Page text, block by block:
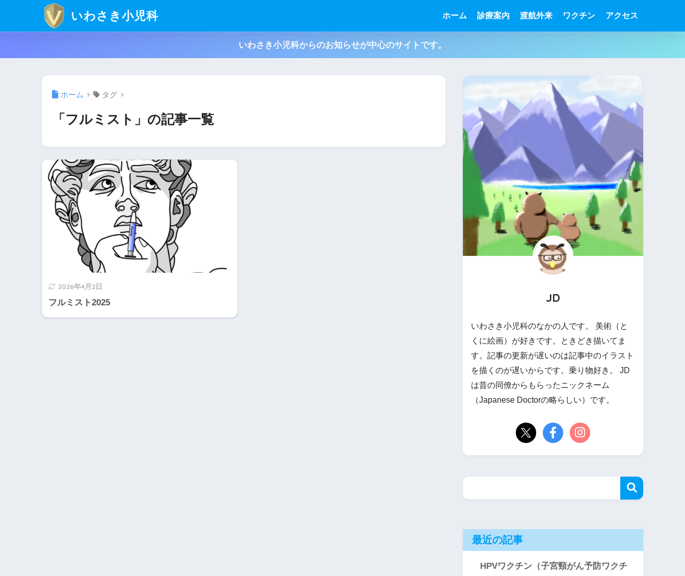
いわさき小児科 ホーム 診療案内 渡航外来 ワクチン アクセス
いわさき小児科からのお知らせが中心のサイトです。
ホーム タグ
「フルミスト」の記事一覧
2026年4月2日
フルミスト2025 JD
いわさき小児科のなかの人です。 美術（と
くに絵画）が好きです。ときどき描いてま
す。記事の更新が遅いのは記事中のイラスト
を描くのが遅いからです。乗り物好き。 JD
は昔の同僚からもらったニックネーム
（Japanese Doctorの略らしい）です。
最近の記事
HPVワクチン（子宮頸がん予防ワクチ